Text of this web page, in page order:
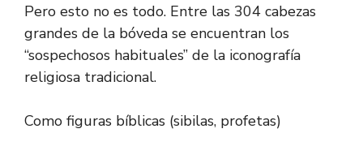
Pero esto no es todo. Entre las 304 cabezas
grandes de la bóveda se encuentran los
“sospechosos habituales” de la iconografía
religiosa tradicional.
Como figuras bíblicas (sibilas, profetas)